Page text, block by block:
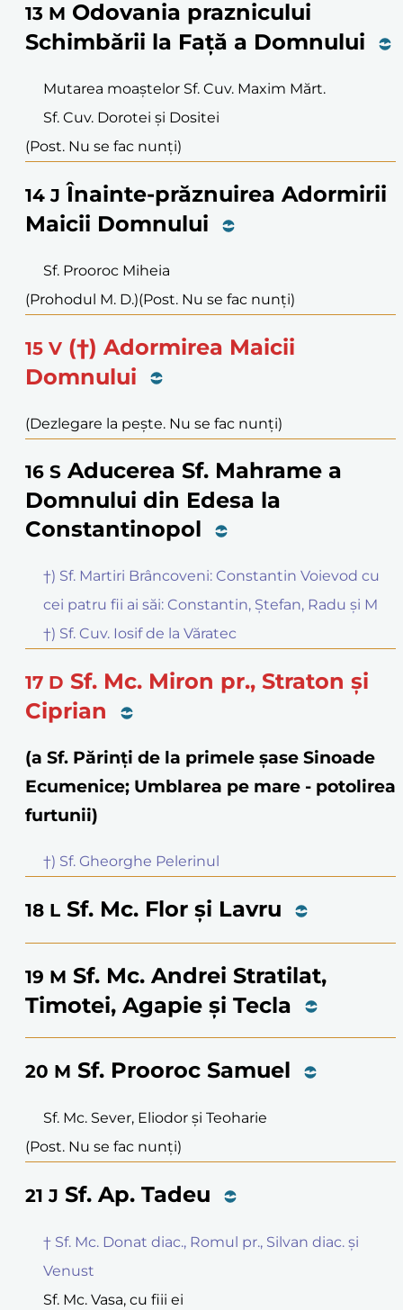
13 M Odovania praznicului
Schimbării la Față a Domnului
Mutarea moaștelor Sf. Cuv. Maxim Mărt.
Sf. Cuv. Dorotei și Dositei
(Post. Nu se fac nunți)
14 J Înainte-prăznuirea Adormirii
Maicii Domnului
Sf. Prooroc Miheia
(Prohodul M. D.)(Post. Nu se fac nunți)
15 V (†) Adormirea Maicii
Domnului
(Dezlegare la pește. Nu se fac nunți)
16 S Aducerea Sf. Mahrame a
Domnului din Edesa la
Constantinopol
†) Sf. Martiri Brâncoveni: Constantin Voievod cu
cei patru fii ai săi: Constantin, Ștefan, Radu și M
†) Sf. Cuv. Iosif de la Văratec
17 D Sf. Mc. Miron pr., Straton și
Ciprian
(a Sf. Părinți de la primele șase Sinoade
Ecumenice; Umblarea pe mare - potolirea
furtunii)
†) Sf. Gheorghe Pelerinul
18 L Sf. Mc. Flor și Lavru
19 M Sf. Mc. Andrei Stratilat,
Timotei, Agapie și Tecla
20 M Sf. Prooroc Samuel
Sf. Mc. Sever, Eliodor și Teoharie
(Post. Nu se fac nunți)
21 J Sf. Ap. Tadeu
† Sf. Mc. Donat diac., Romul pr., Silvan diac. și
Venust
Sf. Mc. Vasa, cu fiii ei